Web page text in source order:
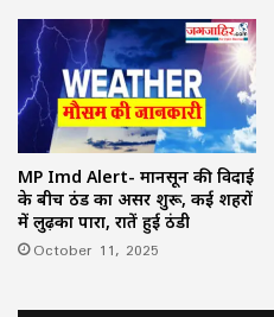
MP Imd Alert- मानसून की विदाई
के बीच ठंड का असर शुरू, कई शहरों
में लुढ़का पारा, रातें हुई ठंडी
October 11, 2025